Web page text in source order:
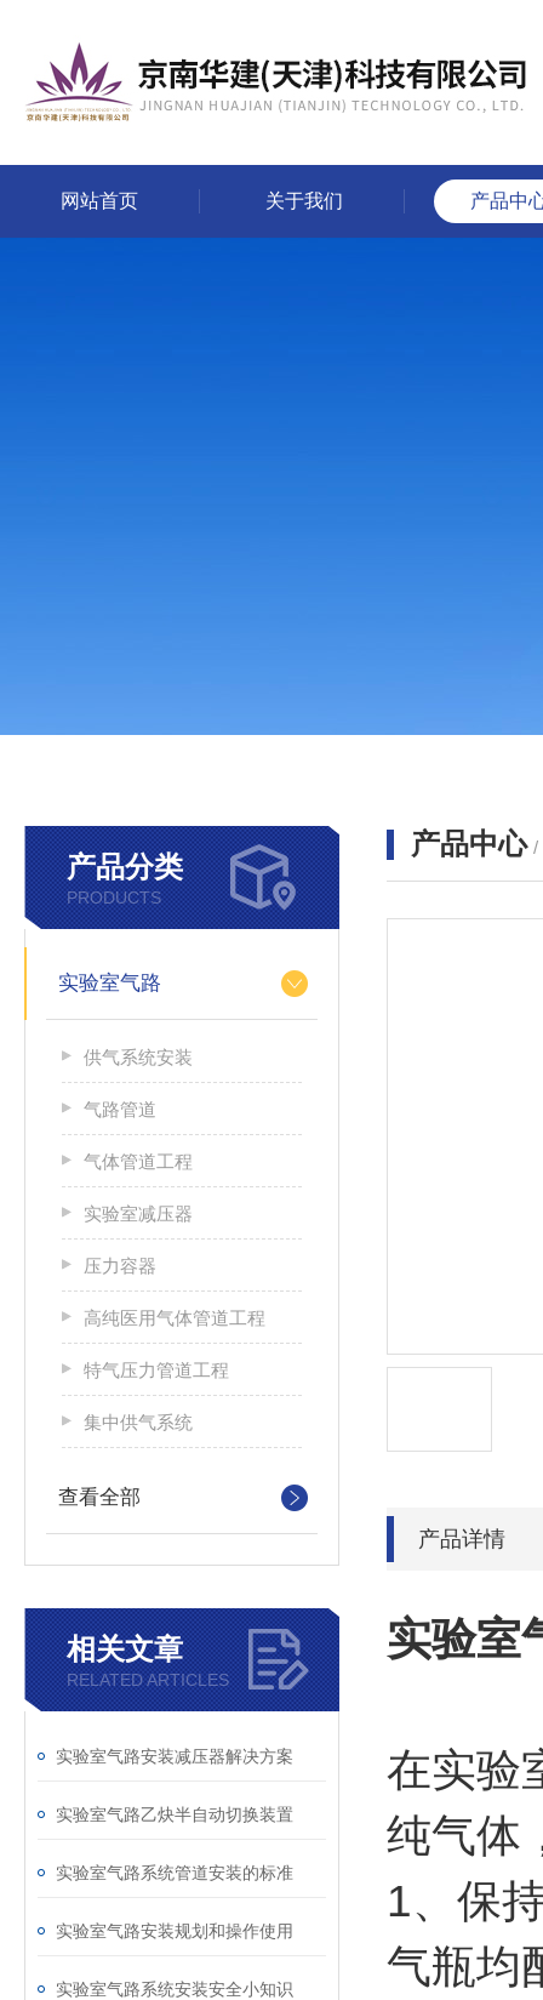
网站首页 关于我们 产品中
产品分类
PRODUCTS
实验室气路
供气系统安装
气路管道
气体管道工程
实验室减压器
压力容器
高纯医用气体管道工程
特气压力管道工程
集中供气系统
查看全部
相关文章
RELATED ARTICLES
实验室气路安装减压器解决方案
实验室气路乙炔半自动切换装置
实验室气路系统管道安装的标准
实验室气路安装规划和操作使用
实验室气路系统安装安全小知识
产品中心 /
产品详情
实验室
在实验
纯气体
1、保
气瓶均